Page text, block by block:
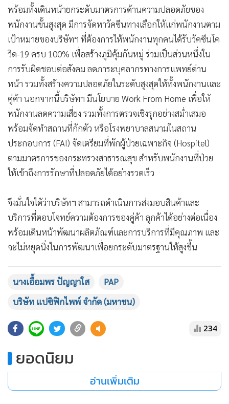
พร้อมทั้งเดินหน้ายกระดับมาตรการด้านความปลอดภัยของ
พนักงานขั้นสูงสุด มีการจัดหาวัคซีนทางเลือกให้แก่พนักงานตาม
เป้าหมายของบริษัทฯ ที่ต้องการให้พนักงานทุกคนได้รับวัคซีนโค
วิด-19 ครบ 100% เพื่อสร้างภูมิคุ้มกันหมู่ ร่วมเป็นส่วนหนึ่งใน
การรับผิดชอบต่อสังคม ลดภาระบุคลากรทางการแพทย์ด่าน
หน้า รวมทั้งสร้างความปลอดภัยในระดับสูงสุดให้ทั้งพนักงานและ
คู่ค้า นอกจากนี้บริษัทฯ มีนโยบาย Work From Home เพื่อให้
พนักงานลดความเสี่ยง รวมทั้งการตรวจเชิงรุกอย่างสม่ำเสมอ
พร้อมจัดทำสถานที่กักตัว หรือโรงพยาบาลสนามในสถาน
ประกอบการ (FAI) จัดเตรียมที่พักผู้ป่วยเฉพาะกิจ (Hospitel)
ตามมาตรการของกระทรวงสาธารณสุข สำหรับพนักงานที่ป่วย
ให้เข้าถึงการรักษาที่ปลอดภัยได้อย่างรวดเร็ว
จึงมั่นใจได้ว่าบริษัทฯ สามารถดำเนินการส่งมอบสินค้าและ
บริการที่ตอบโจทย์ความต้องการของคู่ค้า ลูกค้าได้อย่างต่อเนื่อง
พร้อมเดินหน้าพัฒนาผลิตภัณฑ์และการบริการที่มีคุณภาพ และ
จะไม่หยุดนิ่งในการพัฒนาเพื่อยกระดับมาตรฐานให้สูงขึ้น
นางเอื้อมพร ปัญญาใส
PAP
บริษัท แปซิฟิกไพพ์ จํากัด (มหาชน)
234
ยอดนิยม
อ่านเพิ่มเติม